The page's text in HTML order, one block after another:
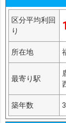
区分平均利回
り
所在地
最寄り駅
築年数